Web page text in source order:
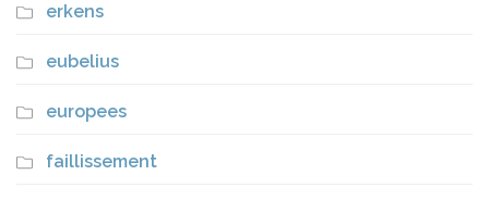
erkens
eubelius
europees
faillissement